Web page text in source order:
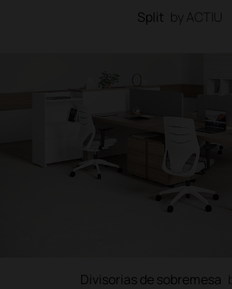
Split by ACTIU
Divisorias de sobremesa